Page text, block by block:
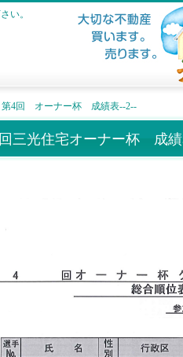
い。
第4回 オーナー杯 成績表--2--
三光住宅オーナー杯 成績